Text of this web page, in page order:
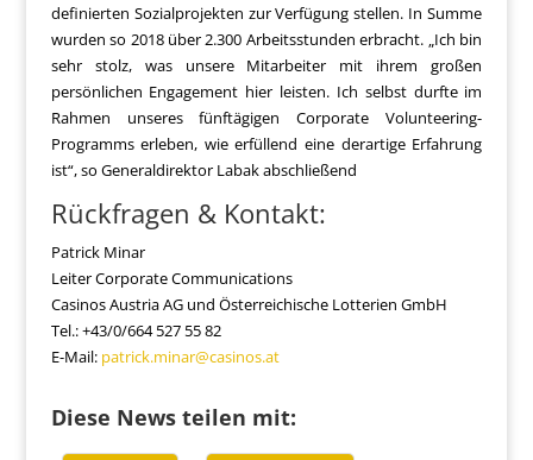
definierten Sozialprojekten zur Verfügung stellen. In Summe
wurden so 2018 über 2.300 Arbeitsstunden erbracht. „Ich bin
sehr stolz, was unsere Mitarbeiter mit ihrem großen
persönlichen Engagement hier leisten. Ich selbst durfte im
Rahmen unseres fünftägigen Corporate Volunteering-
Programms erleben, wie erfüllend eine derartige Erfahrung
ist“, so Generaldirektor Labak abschließend
Rückfragen & Kontakt:
Patrick Minar
Leiter Corporate Communications
Casinos Austria AG und Österreichische Lotterien GmbH
Tel.: +43/0/664 527 55 82
E-Mail: patrick.minar@casinos.at
Diese News teilen mit: